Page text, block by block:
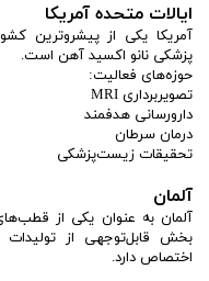
ایالات متحده آمریکا
آمریکا یکی از پیشروترین
پزشکی نانو اکسید آهن است.
حوزه‌های فعالیت:
تصویربرداری MRI
دارورسانی هدفمند
درمان سرطان
تحقیقات زیست‌پزشکی
آلمان
آلمان به عنوان یکی از
بخش قابل‌توجهی از
اختصاص دارد.